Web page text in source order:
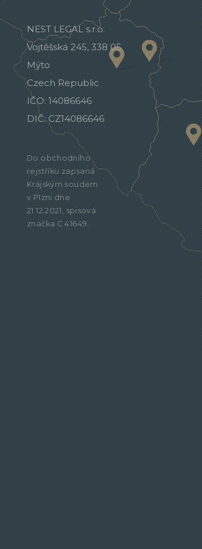
NEST LEGAL s.r.o.
Vojtěšská 245, 338 05
Mýto
Czech Republic
IČO: 14086646
DIČ: CZ14086646
Do obchodního
rejstříku zapsaná
Krajským soudem
v Plzni dne
21.12.2021, spisová
značka C 41649.